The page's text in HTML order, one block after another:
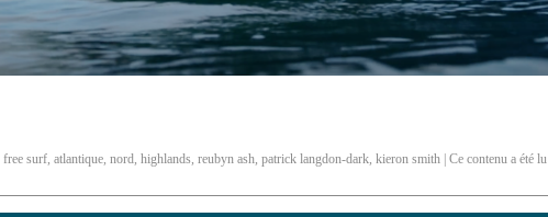
free surf, atlantique, nord, highlands, reubyn ash, patrick langdon-dark, kieron smith | Ce contenu a été lu